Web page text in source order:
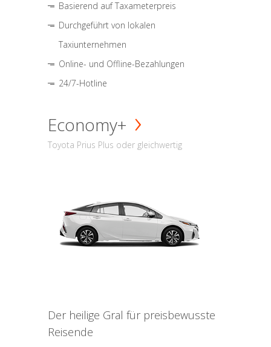
Basierend auf Taxameterpreis
Durchgeführt von lokalen
Taxiunternehmen
Online- und Offline-Bezahlungen
24/7-Hotline
Economy+
Toyota Prius Plus oder gleichwertig
Der heilige Gral für preisbewusste
Reisende